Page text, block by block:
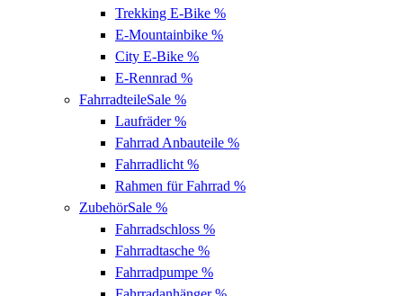
Trekking E-Bike %
E-Mountainbike %
City E-Bike %
E-Rennrad %
FahrradteileSale %
Laufräder%
Fahrrad Anbauteile %
Fahrradlicht %
Rahmen für Fahrrad %
ZubehörSale %
Fahrradschloss %
Fahrradtasche %
Fahrradpumpe %